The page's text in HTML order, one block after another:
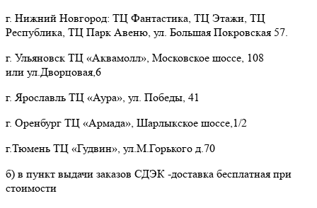
г. Нижний Новгород: ТЦ Фантастика, ТЦ Этажи, ТЦ
Республика, ТЦ Парк Авеню, ул. Большая Покровская 57.
г. Ульяновск ТЦ «Аквамолл», Московское шоссе, 108
или ул.Дворцовая,6
г. Ярославль ТЦ «Аура», ул. Победы, 41
г. Оренбург ТЦ «Армада», Шарлыкское шоссе,1/2
г.Тюмень ТЦ «Гудвин», ул.М.Горького д.70
б) в пункт выдачи заказов СДЭК -доставка бесплатная при
стоимости